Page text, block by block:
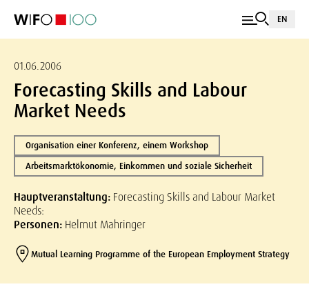
EN
01.06.2006
Forecasting Skills and Labour
Market Needs
Organisation einer Konferenz, einem Workshop
Arbeitsmarktökonomie, Einkommen und soziale Sicherheit
Hauptveranstaltung: Forecasting Skills and Labour Market
Needs:
Personen: Helmut Mahringer
Mutual Learning Programme of the European Employment Strategy